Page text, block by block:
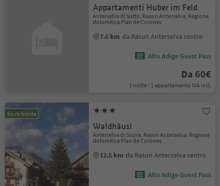
Appartamenti Huber im Feld
Anterselva di Sotto, Rasun Anterselva, Regione
dolomitica Plan de Corones
7.6 km da Rasun Anterselva centro
Alto Adige Guest Pass
Da 60€
1 notte / 1 appartamento IVA incl.
Su richiesta
Waldhäusl
Anterselva di Sopra, Rasun Anterselva, Regione
dolomitica Plan de Corones
12.5 km da Rasun Anterselva centro
Alto Adige Guest Pass